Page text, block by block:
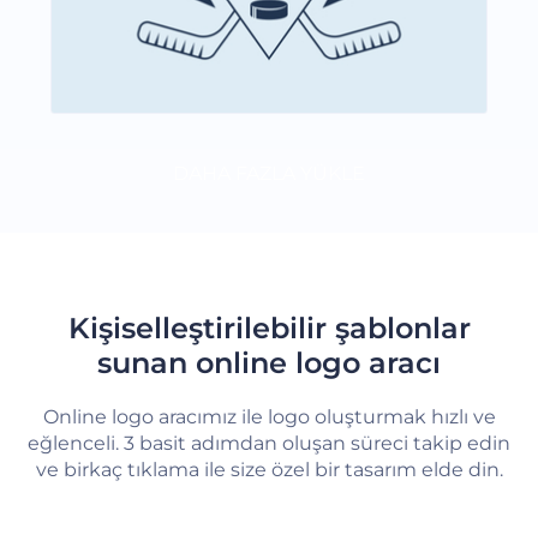
Kişiselleştirilebilir şablonlar
sunan online logo aracı
Online logo aracımız ile logo oluşturmak hızlı ve
eğlenceli. 3 basit adımdan oluşan süreci takip edin
ve birkaç tıklama ile size özel bir tasarım elde din.